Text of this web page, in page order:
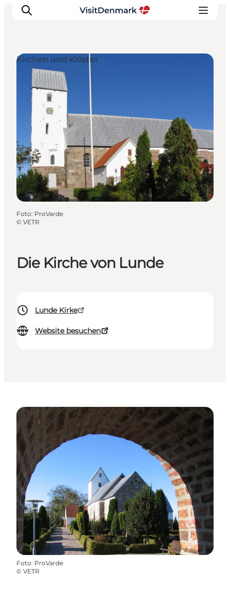
Inspiration
Regionen
Erlebnisse
Unterkünfte
Reiseplanung
Die Kirche von Lunde
Lunde Kirke
Website besuchen
Kirchen und Klöster
Foto: ProVarde
© VETR
Foto: ProVarde
© VETR